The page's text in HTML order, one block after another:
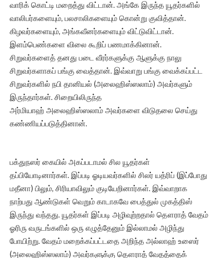
வாரிக் கொட்டி மறைத்து விட்டான். அங்கே இருந்த யூதர்களில்
வாலிபர்களையும், பலசாலிகளையும் கொன்று குவித்தான்.
கிழவர்களையும், அங்கவீனர்களையும் விட்டுவிட்டான்.
இளம்பெண்களை விலை கூறிப் பணமாக்கினான்.
சிறுவர்களைத் தனது படை வீரர்களுக்கு ஆளுக்கு நாலு
சிறுவர்களாகப் பங்கு வைத்தான். இவ்வாறு பங்கு வைக்கப்பட்ட
சிறுவர்களில் நபி தானியல் (அலைஹிஸ்ஸலாம்) அவர்களும்
இருந்தார்கள். சிறையிலிருந்த
அர்மியாஹ் அலைஹிஸ்ஸலாம் அவர்களை விடுதலை செய்து
கண்ணியப்படுத்தினான்.
பக்துநஸர் கையில் அகப்படாமல் சில யூதர்கள்
தப்பியோடினார்கள். இப்படி ஓடியவர்களில் சிலர் யத்ரிப் (இப்போது
மதீனா) பிலும், சிரியாவிலும் குடியேறினார்கள். இவ்வாறாக
நாற்பது ஆண்டுகள் வெறும் காடாகவே பைத்துல் முகத்திஸ்
இருந்து வந்தது. யூதர்கள் இப்படி அழிவுற்றதால் தௌராத் வேதம்
ஓரிரு வருடங்களில் ஒரு எழுத்தேனும் இல்லாமல் அழிந்து
போயிற்று. வேதம் மறைக்கப்பட்டதை அறிந்த அல்லாஹ் உஸைர்
(அலைஹிஸ்ஸலாம்) அவர்களுக்கு தௌராத் வேதத்தைக்